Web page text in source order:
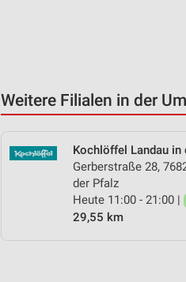
Weitere Filialen in der
Kochlöffel Landau in
Gerberstraße 28,
der Pfalz
Heute 11:00 - 21:00 |
29,55 km